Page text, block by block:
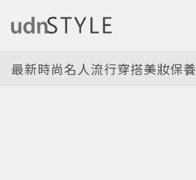
最新時尚名人流行穿搭美妝保養